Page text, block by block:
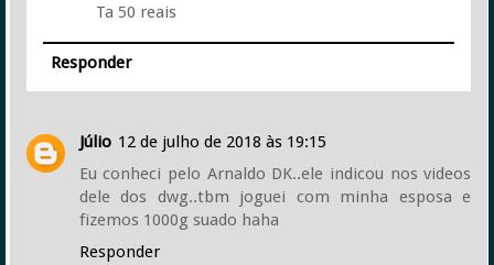
Ta 50 reais
Responder
Júlio 12 de julho de 2018 às 19:15
Eu conheci pelo Arnaldo DK..ele indicou nos videos
dele dos dwg..tbm joguei com minha esposa e
fizemos 1000g suado haha
Responder